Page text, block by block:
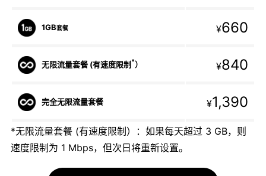
1GB套餐 ¥660
无限流量套餐 (有速度限制 *） ¥840
完全无限流量套餐 ¥1,390
*无限流量套餐 (有速度限制）：如果每天超过 3 GB，则
速度限制为 1 Mbps，但次日将重新设置。